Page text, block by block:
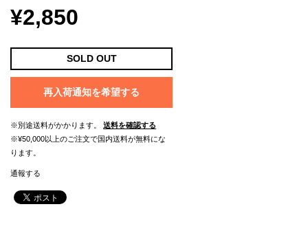
¥2,850
SOLD OUT
再入荷通知を希望する
※別途送料がかかります。
送料を確認する
※¥50,000以上のご注文で国内送料が無料にな
ります。
通報する